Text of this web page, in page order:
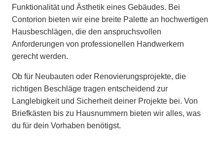
Funktionalität und Ästhetik eines Gebäudes. Bei
Contorion bieten wir eine breite Palette an hochwertigen
Hausbeschlägen, die den anspruchsvollen
Anforderungen von professionellen Handwerkern
gerecht werden.
Ob für Neubauten oder Renovierungsprojekte, die
richtigen Beschläge tragen entscheidend zur
Langlebigkeit und Sicherheit deiner Projekte bei. Von
Briefkästen bis zu Hausnummern bieten wir alles, was
du für dein Vorhaben benötigst.